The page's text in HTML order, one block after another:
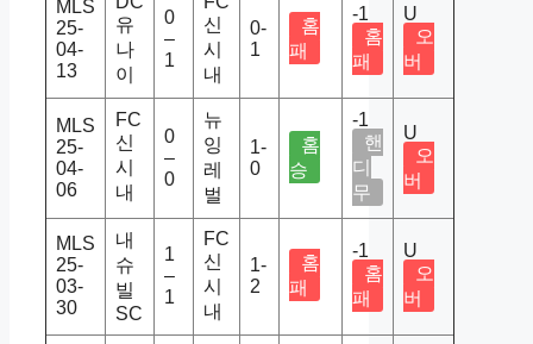
MLS
25-
04-
13
유
나
이
0
–
1
신
시
내
0-
1
홈
패
-1
홈
패
U
오
버
MLS
25-
04-
06
FC
신
시
내
0
–
0
뉴
잉
레
벌
1-
0
홈
승
-1
핸
디
무
U
오
버
MLS
25-
03-
30
내
슈
빌
SC
1
–
1
FC
신
시
내
1-
2
홈
패
-1
홈
패
U
오
버